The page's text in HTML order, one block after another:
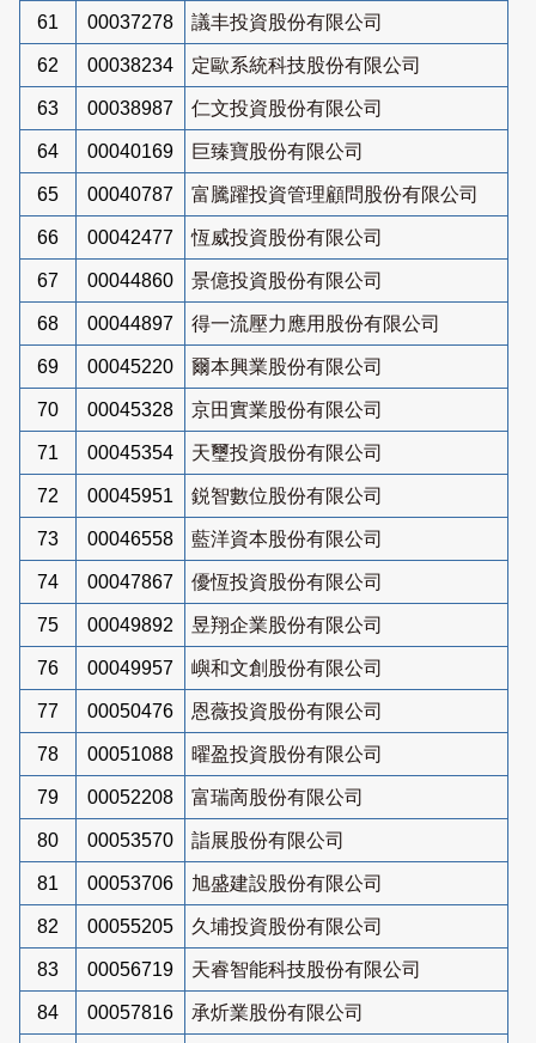
61 00037278 議丰投資股份有限公司
62 00038234 定歐系統科技股份有限公司
63 00038987 仁文投資股份有限公司
64 00040169 巨臻寶股份有限公司
65 00040787 富騰躍投資管理顧問股份有限公司
66 00042477 恆威投資股份有限公司
67 00044860 景億投資股份有限公司
68 00044897 得一流壓力應用股份有限公司
69 00045220 爾本興業股份有限公司
70 00045328 京田實業股份有限公司
71 00045354 天璽投資股份有限公司
72 00045951 鋭智數位股份有限公司
73 00046558 藍洋資本股份有限公司
74 00047867 優恆投資股份有限公司
75 00049892 昱翔企業股份有限公司
76 00049957 嶼和文創股份有限公司
77 00050476 恩薇投資股份有限公司
78 00051088 曜盈投資股份有限公司
79 00052208 富瑞啇股份有限公司
80 00053570 詣展股份有限公司
81 00053706 旭盛建設股份有限公司
82 00055205 久埔投資股份有限公司
83 00056719 天睿智能科技股份有限公司
84 00057816 承炘業股份有限公司